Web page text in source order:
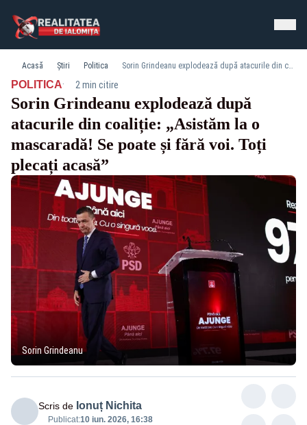
Acasă Știri Politica Sorin Grindeanu explodează după atacurile din coaliție: „Asistăm la o mascaradă! Se poate și fără voi. Toți plecați acasă”
POLITICA· 2 min citire
Sorin Grindeanu explodează după
atacurile din coaliție: „Asistăm la o
mascaradă! Se poate și fără voi. Toți
plecați acasă”
Sorin Grindeanu
Scris de Ionuț Nichita
Publicat:10 iun. 2026, 16:38